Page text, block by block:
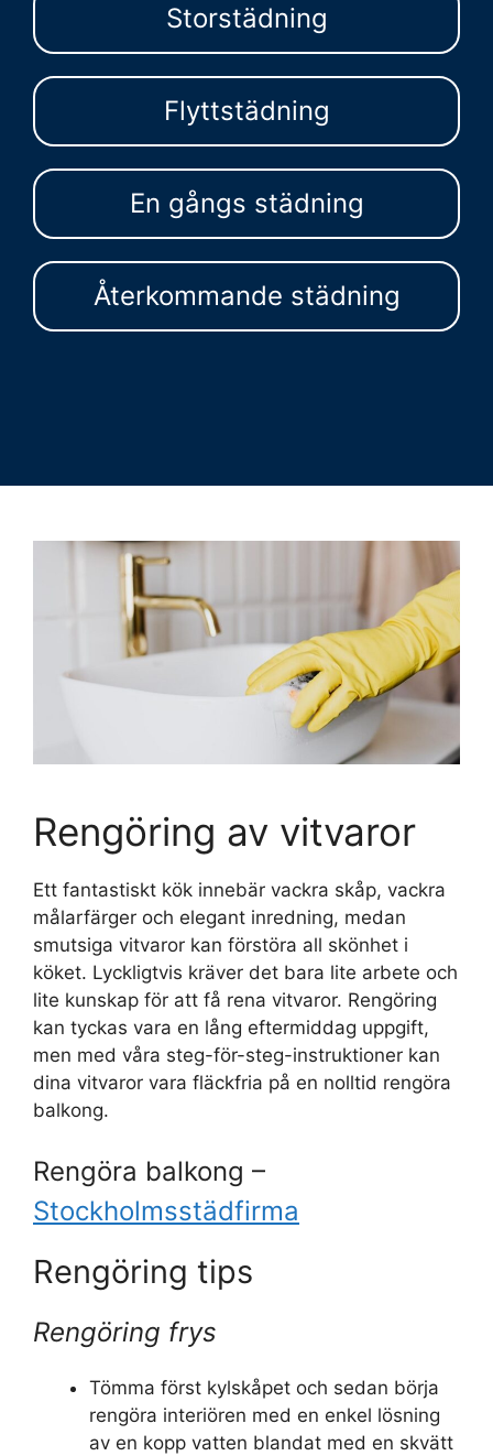
Storstädning
Flyttstädning
En gångs städning
Återkommande städning
Rengöring av vitvaror
Ett fantastiskt kök innebär vackra skåp, vackra
målarfärger och elegant inredning, medan
smutsiga vitvaror kan förstöra all skönhet i
köket. Lyckligtvis kräver det bara lite arbete och
lite kunskap för att få rena vitvaror. Rengöring
kan tyckas vara en lång eftermiddag uppgift,
men med våra steg-för-steg-instruktioner kan
dina vitvaror vara fläckfria på en nolltid rengöra
balkong.
Rengöra balkong –
Stockholmsstädfirma
Rengöring tips
Rengöring frys
Tömma först kylskåpet och sedan börja
rengöra interiören med en enkel lösning
av en kopp vatten blandat med en skvätt